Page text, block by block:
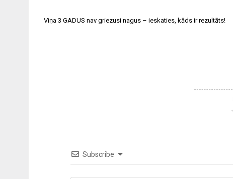
Viņa 3 GADUS nav griezusi nagus – ieskaties, kāds ir rezultāts!
Subscribe